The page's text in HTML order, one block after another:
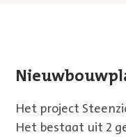
Het project
Het bestaat uit 2